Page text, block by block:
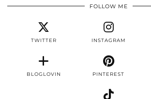
FOLLOW ME
TWITTER INSTAGRAM
BLOGLOVIN PINTEREST